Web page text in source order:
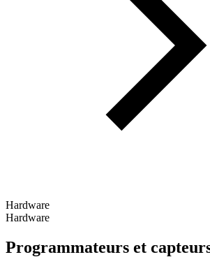
Hardware
Hardware
Programmateurs et